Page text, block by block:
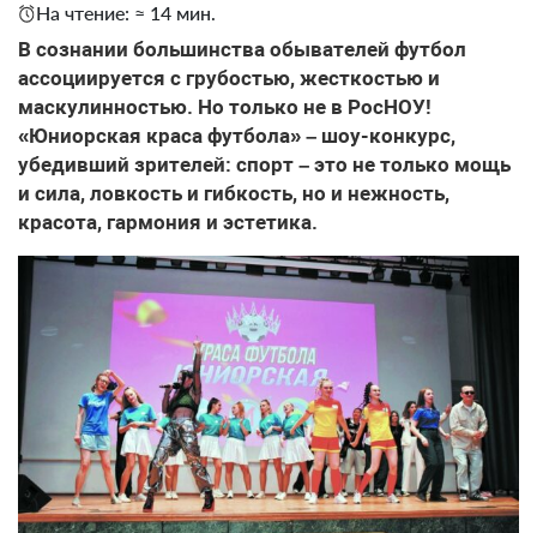
На чтение: ≈ 14 мин.
В сознании большинства обывателей футбол
ассоциируется с грубостью, жесткостью и
маскулинностью. Но только не в РосНОУ!
«Юниорская краса футбола» – шоу-конкурс,
убедивший зрителей: спорт – это не только мощь
и сила, ловкость и гибкость, но и нежность,
красота, гармония и эстетика.